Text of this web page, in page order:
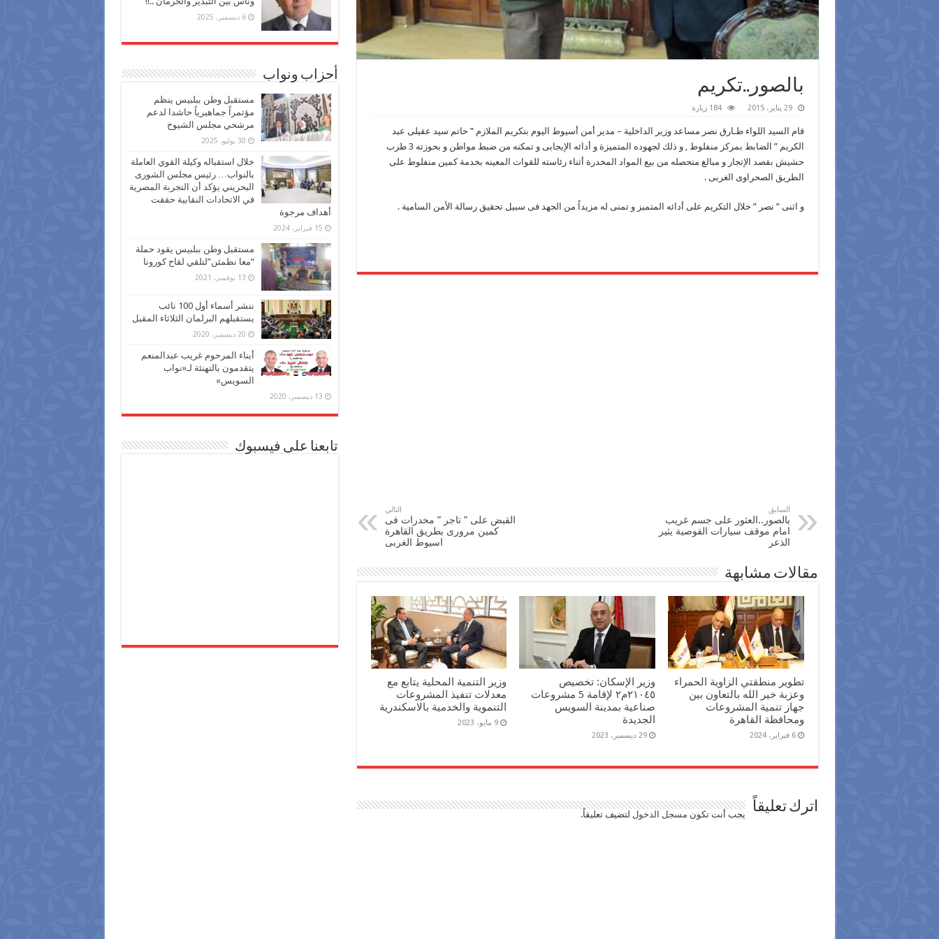
بالصور..تكريم
29 يناير، 2015 184 زيارة
قام السيد اللواء طـارق نصر مساعد وزير الداخلية – مدير أمن أسيوط اليوم بتكريم الملازم ” حاتم سيد عقيلى عبد
الكريم ” الضابط بمركز منفلوط , و ذلك لجهوده المتميزة و أدائه الإيجابى و تمكنه من ضبط مواطن و بحوزته 3 طرب
حشيش بقصد الإتجار و مبالغ متحصله من بيع المواد المخدرة أثناء رئاسته للقوات المعينه بخدمة كمين منفلوط على
الطريق الصحراوى الغربى .
و اثنى ” نصر ” خلال التكريم على أدائه المتميز و تمنى له مزيداً من الجهد فى سبيل تحقيق رسالة الأمن السامية .
السابق
بالصور..العثور على جسم غريب
امام موقف سيارات القوصية يثير
الذعر
التالي
القبض على ” تاجر ” مخدرات فى
كمين مرورى بطريق القاهرة
اسيوط الغربى
مقالات مشابهة
تطوير منطقتي الزاوية الحمراء
وعزبة خير الله بالتعاون بين
جهاز تنمية المشروعات
ومحافظة القاهرة
6 فبراير، 2024
وزير الإسكان: تخصيص
٢١٠٤٥م٢ لإقامة 5 مشروعات
صناعية بمدينة السويس
الجديدة
29 ديسمبر، 2023
وزير التنمية المحلية يتابع مع
معدلات تنفيذ المشروعات
التنموية والخدمية بالاسكندرية
9 مايو، 2023
اترك تعليقاً يجب أنت تكون مسجل الدخول لتضيف تعليقاً.
6 ديسمبر، 2025
أحزاب ونواب
مستقبل وطن ببلبيس ينظم
مؤتمراً جماهيرياً حاشدا لدعم
مرشحي مجلس الشيوخ
30 يوليو، 2025
خلال استقباله وكيلة القوي العاملة
بالنواب… رئيس مجلس الشورى
البحريني يؤكد أن التجربة المصرية
في الاتحادات النقابية حققت
أهداف مرجوة
15 فبراير، 2024
مستقبل وطن ببلبيس يقود حملة
“معا نطمئن”لتلقي لقاح كورونا
13 نوفمبر، 2021
ننشر أسماء أول 100 نائب
يستقبلهم البرلمان الثلاثاء المقبل
20 ديسمبر، 2020
أبناء المرحوم غريب عبدالمنعم
يتقدمون بالتهنئة لـ«نواب
السويس»
13 ديسمبر، 2020
تابعنا على فيسبوك